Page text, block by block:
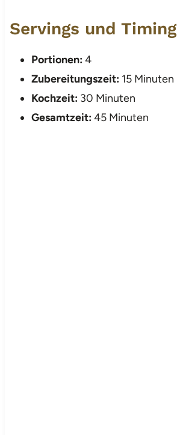
Servings und Timing
Portionen:4
Zubereitungszeit:15 Minuten
Kochzeit:30 Minuten
Gesamtzeit:45 Minuten